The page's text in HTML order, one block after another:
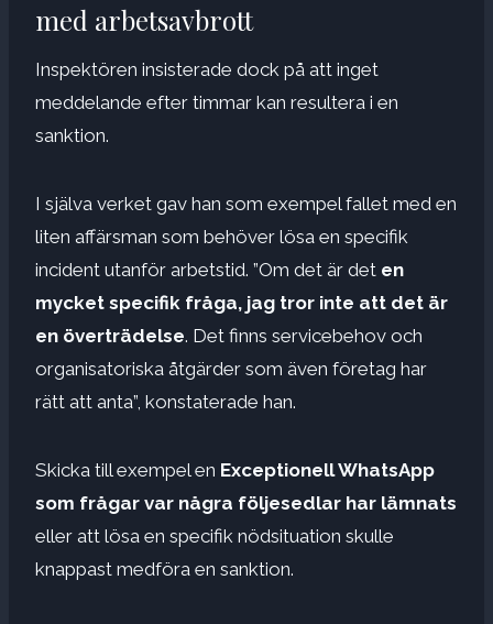
med arbetsavbrott
Inspektören insisterade dock på att inget
meddelande efter timmar kan resultera i en
sanktion.
I själva verket gav han som exempel fallet med en
liten affärsman som behöver lösa en specifik
incident utanför arbetstid. ”Om det är det en
mycket specifik fråga, jag tror inte att det är
en överträdelse. Det finns servicebehov och
organisatoriska åtgärder som även företag har
rätt att anta”, konstaterade han.
Skicka till exempel en Exceptionell WhatsApp
som frågar var några följesedlar har lämnats
eller att lösa en specifik nödsituation skulle
knappast medföra en sanktion.